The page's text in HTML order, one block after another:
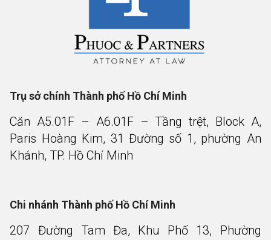
Trụ sở chính Thành phố Hồ Chí Minh
Căn A5.01F – A6.01F – Tầng trệt, Block A,
Paris Hoàng Kim, 31 Đường số 1, phường An
Khánh, TP. Hồ Chí Minh
Chi nhánh Thành phố Hồ Chí Minh
207 Đường Tam Đa, Khu Phố 13, Phường